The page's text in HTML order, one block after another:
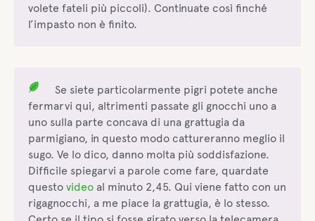
volete fateli più piccoli). Continuate così finché
l’impasto non è finito.
Se siete particolarmente pigri potete anche
fermarvi qui, altrimenti passate gli gnocchi uno a
uno sulla parte concava di una grattugia da
parmigiano, in questo modo cattureranno meglio il
sugo. Ve lo dico, danno molta più soddisfazione.
Difficile spiegarvi a parole come fare, quardate
questo video al minuto 2,45. Qui viene fatto con un
rigagnocchi, a me piace la grattugia, è lo stesso.